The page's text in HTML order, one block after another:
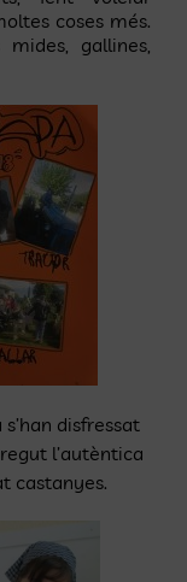
coses més.
gallines,
disfressat
l’autèntica
castanyes.